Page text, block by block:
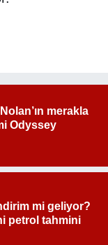
merakla
Odyssey
mi geliyor?
petrol tahmini